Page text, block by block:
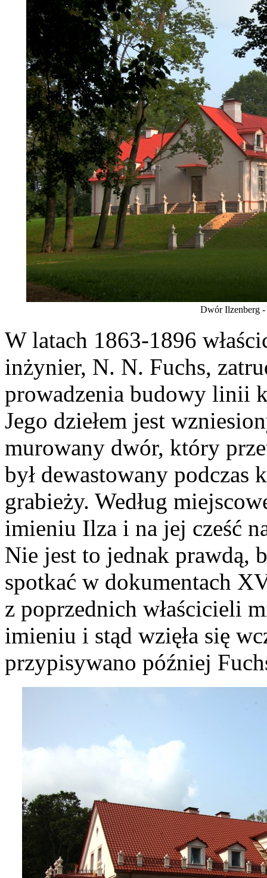
Dwór Ilzenberg
W latach 1863-1896
inżynier, N. N. Fuchs,
prowadzenia budowy linii
Jego dziełem jest
murowany dwór, który
był dewastowany
grabieży. Według
imieniu Ilza i na jej cześć
Nie jest to jednak prawdą,
spotkać w dokumentach
z poprzednich właścicieli
imieniu i stąd wzięła się
przypisywano później